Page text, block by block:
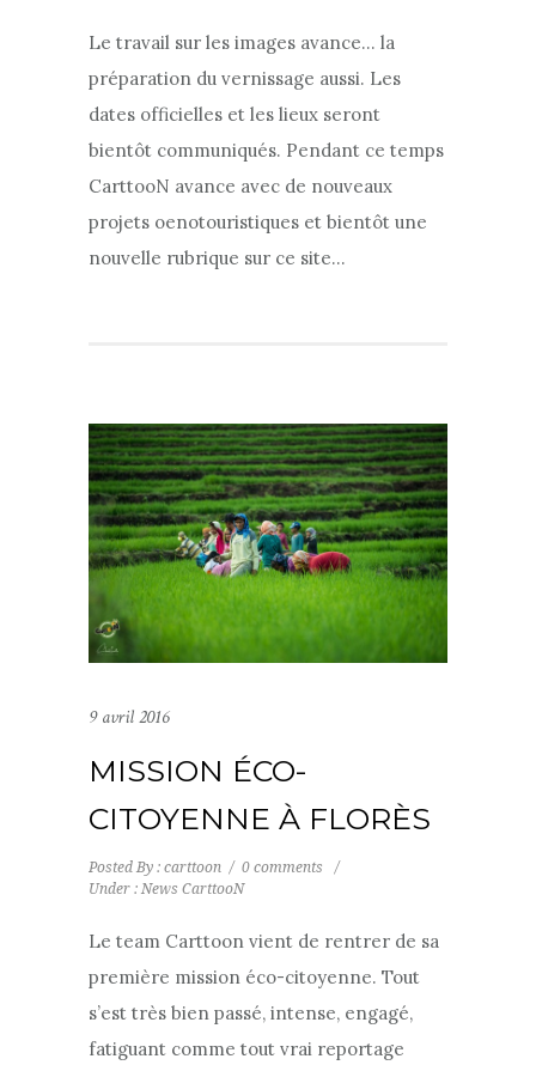
Le travail sur les images avance… la
préparation du vernissage aussi. Les
dates officielles et les lieux seront
bientôt communiqués. Pendant ce temps
CarttooN avance avec de nouveaux
projets oenotouristiques et bientôt une
nouvelle rubrique sur ce site…
9 avril 2016
MISSION ÉCO-
CITOYENNE À FLORÈS
Posted By : carttoon / 0 comments
/
Under : News CarttooN
Le team Carttoon vient de rentrer de sa
première mission éco-citoyenne. Tout
s’est très bien passé, intense, engagé,
fatiguant comme tout vrai reportage